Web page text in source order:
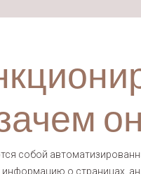
собой
о страницах,